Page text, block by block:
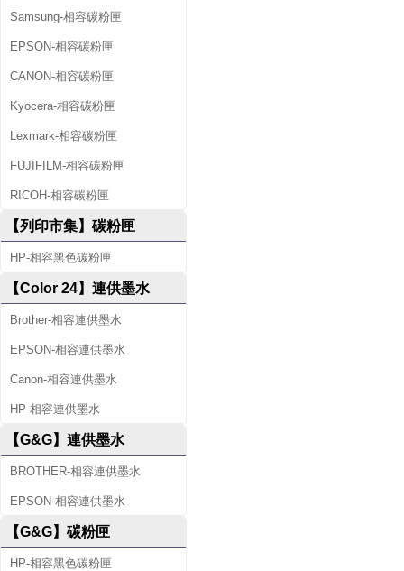
Samsung-相容碳粉匣
EPSON-相容碳粉匣
CANON-相容碳粉匣
Kyocera-相容碳粉匣
Lexmark-相容碳粉匣
FUJIFILM-相容碳粉匣
RICOH-相容碳粉匣
【列印市集】碳粉匣
HP-相容黑色碳粉匣
【Color 24】連供墨水
Brother-相容連供墨水
EPSON-相容連供墨水
Canon-相容連供墨水
HP-相容連供墨水
【G&G】連供墨水
BROTHER-相容連供墨水
EPSON-相容連供墨水
【G&G】碳粉匣
HP-相容黑色碳粉匣